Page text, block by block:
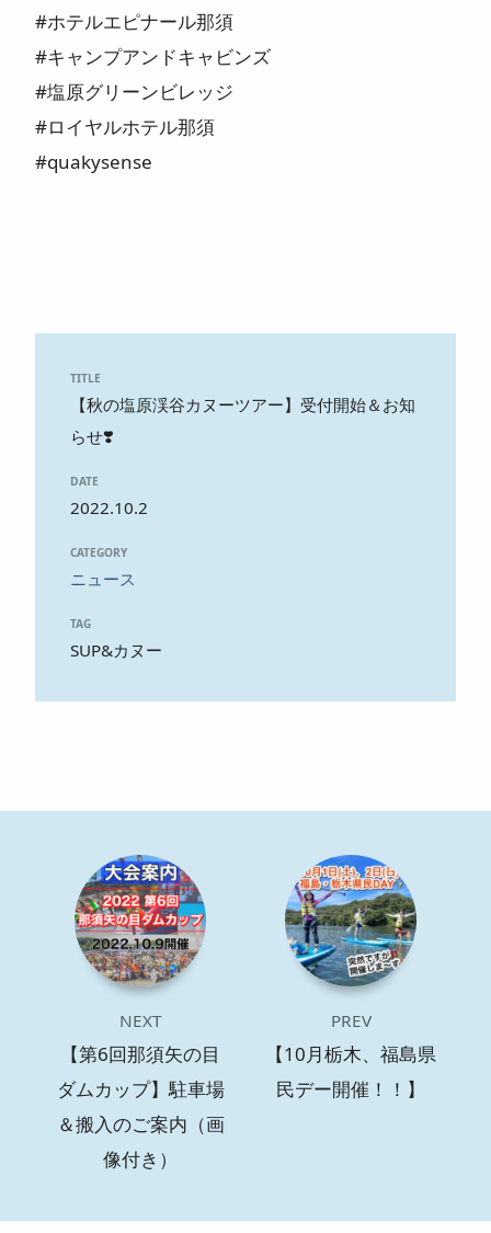
#ホテルエピナール那須
#キャンプアンドキャビンズ
#塩原グリーンビレッジ
#ロイヤルホテル那須
#quakysense
TITLE
【秋の塩原渓谷カヌーツアー】受付開始＆お知
らせ❣️
DATE
2022.10.2
CATEGORY
ニュース
TAG
SUP&カヌー
NEXT
【第6回那須矢の目
ダムカップ】駐車場
＆搬入のご案内（画
像付き）
PREV
【10月栃木、福島県
民デー開催！！】